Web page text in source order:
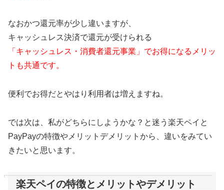
なおかつ還元率が少し違いますが、
キャッシュレス決済で還元が受けられる
「キャッシュレス・消費者還元事業」でお得になるメリッ
トも共通です。
便利でお得だとやはり利用者は増えますね。
では次は、私がどちらにしようかな？と迷う楽天ペイと
PayPayの特徴やメリットデメリットから、違いをみてい
きたいと思います。
楽天ペイの特徴とメリットやデメリット